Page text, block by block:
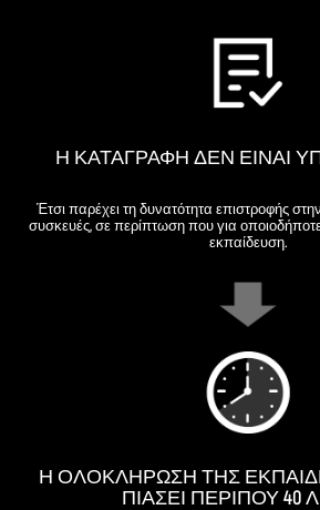
Η ΚΑΤΑΓΡΑΦΉ ΔΕΝ ΕΊΝΑΙ
Έτσι παρέχει τη δυνατότητα επιστροφής
συσκευές, σε περίπτωση που για
εκπαίδευση.
Η ΟΛΟΚΛΉΡΩΣΗ ΤΗΣ
ΠΙΆΣΕΙ ΠΕΡΊΠΟΥ 40